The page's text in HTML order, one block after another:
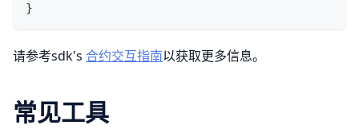
}
请参考sdk's 合约交互指南以获取更多信息。
常见工具